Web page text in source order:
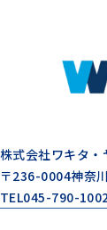
エアードライ
ゼネレータ（
モルタル注入
株式会社ワキタ・
〒236-0004神奈
TEL045-790-